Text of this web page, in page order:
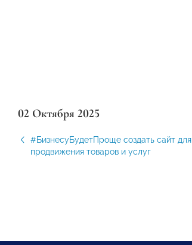
02 Октября 2025
#БизнесуБудетПроще создать сайт для
продвижения товаров и услуг